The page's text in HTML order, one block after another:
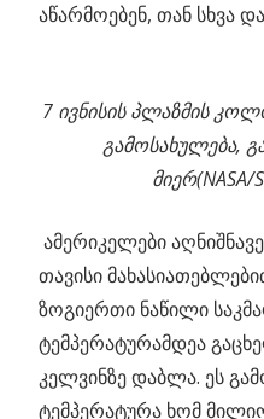
აწარმოებენ, თან სხვა
7 ივნისის პლაზმის
გამოსახულება,
მიერ(NASA/
ამერიკელები
თავისი
ზოგიერთი ნაწილი
ტემპერატურამდეა
კელვინზე დაბლა. ეს
ტემპერატურა ხომ